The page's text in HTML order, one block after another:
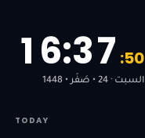
1 6:37 :50
السبت · 24 • صَفَر • 1448
TODAY